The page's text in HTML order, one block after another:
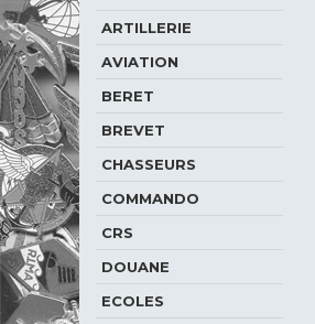
ARTILLERIE
AVIATION
BERET
BREVET
CHASSEURS
COMMANDO
CRS
DOUANE
ECOLES